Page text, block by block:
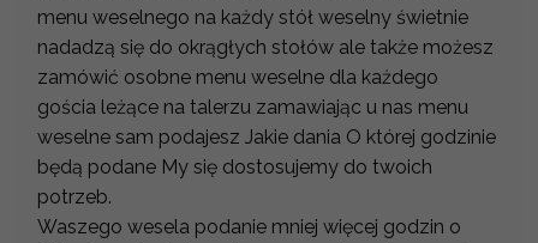
menu weselnego na każdy stół weselny świetnie
nadadzą się do okrągłych stołów ale także możesz
zamówić osobne menu weselne dla każdego
gościa leżące na talerzu zamawiając u nas menu
weselne sam podajesz Jakie dania O której godzinie
będą podane My się dostosujemy do twoich
potrzeb.
Waszego wesela podanie mniej więcej godzin o